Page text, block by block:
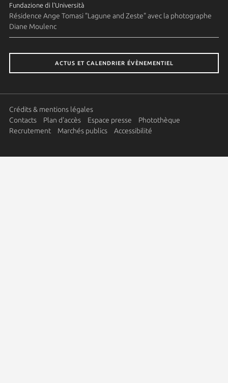
Fundazione di l'Università
Résidence Ange Tomasi "Lagune and Zeste" avec la photographe
Diane Moulenc
ACTUS ET CALENDRIER ÉVÈNEMENTIEL
Crédits & mentions légales
Contacts
Plan d'accès Espace presse
Photothèque
Recrutement
Marchés publics Accessibilité